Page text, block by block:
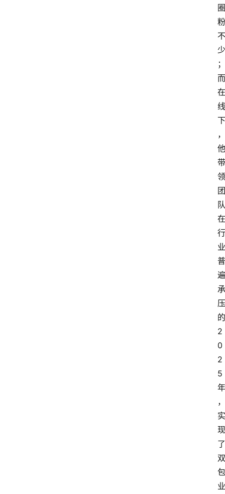
圈
粉
不
少
；
而
在
线
下
，
他
带
领
团
队
在
行
业
普
遍
承
压
的
2
0
2
5
年
，
实
现
了
双
包
业